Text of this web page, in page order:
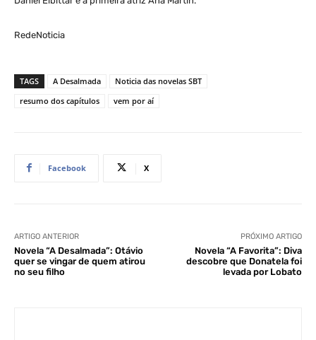
RedeNoticia
TAGS A Desalmada
Noticia das novelas SBT
resumo dos capítulos
vem por aí
Facebook X
ARTIGO ANTERIOR
Novela “A Desalmada”: Otávio
quer se vingar de quem atirou
no seu filho
PRÓXIMO ARTIGO
Novela “A Favorita”: Diva
descobre que Donatela foi
levada por Lobato